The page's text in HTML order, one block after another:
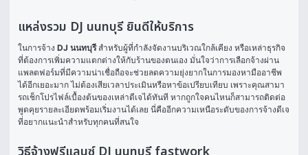
แหล่งรวม DJ นนทบุรี ยินดีให้บริการ
ในการจ้าง DJ นนทบุรี สำหรับผู้ที่กำลังจัดงานบริเวณใกล้เคียง หรือเหล่าธุรกิจ
ที่ต้องการเพิ่มความแตกต่างให้กับร้านของตนเอง มั่นใจว่าการเลือกจ้างผ่าน
แพลตฟอร์มที่มีความน่าเชื่อถือจะช่วยลดความยุ่งยากในการมองหามืออาชีพ
ได้อีกเยอะมาก ไม่ต้องเสียเวลาประเมินหรือหาข้อเปรียบเทียบ เพราะคุณสามา
รถเช็กโปรไฟล์เบื้องต้นของเหล่าดีเจได้ทันที หากถูกใจคนไหนก็สามารถติดต่อ
พูดคุยรายละเอียดพร้อมเริ่มงานได้เลย นี่คืออีกความเหนือระดับของการจ้างดีเจ
ที่อยากแนะนำสำหรับทุกคนที่สนใจ